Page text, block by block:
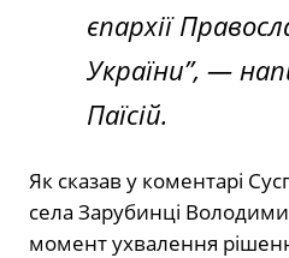
єпархії
України”, —
Паїсій.
Як сказав у коментарі
села Зарубинці
момент ухвалення